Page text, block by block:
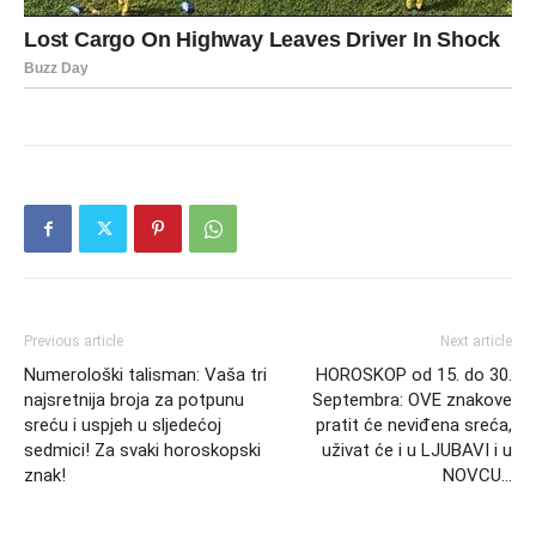
Previous article
Numerološki talisman: Vaša tri
najsretnija broja za potpunu
sreću i uspjeh u sljedećoj
sedmici! Za svaki horoskopski
znak!
Next article
HOROSKOP od 15. do 30.
Septembra: OVE znakove
pratit će neviđena sreća,
uživat će i u LJUBAVI i u
NOVCU…